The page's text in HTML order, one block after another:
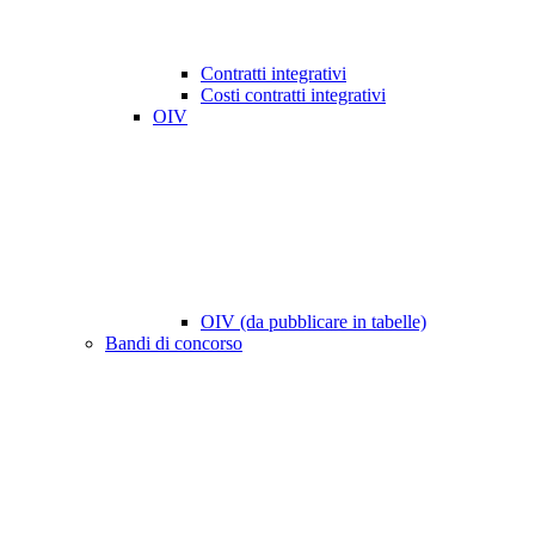
Contratti integrativi
Costi contratti integrativi
OIV
OIV (da pubblicare in tabelle)
Bandi di concorso